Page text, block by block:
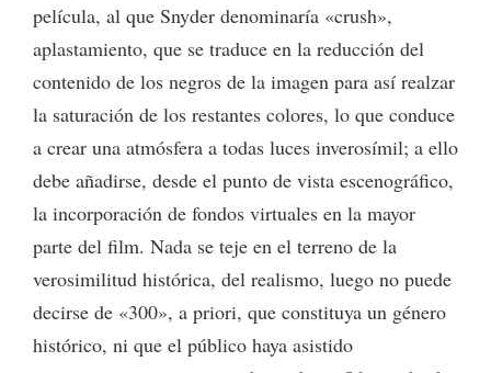
película, al que Snyder denominaría «crush»,
aplastamiento, que se traduce en la reducción del
contenido de los negros de la imagen para así realzar
la saturación de los restantes colores, lo que conduce
a crear una atmósfera a todas luces inverosímil; a ello
debe añadirse, desde el punto de vista escenográfico,
la incorporación de fondos virtuales en la mayor
parte del film. Nada se teje en el terreno de la
verosimilitud histórica, del realismo, luego no puede
decirse de «300», a priori, que constituya un género
histórico, ni que el público haya asistido